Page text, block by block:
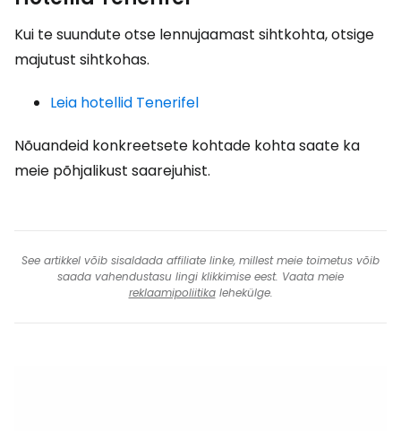
Kui te suundute otse lennujaamast sihtkohta, otsige
majutust sihtkohas.
Leia hotellid Tenerifel
Nõuandeid konkreetsete kohtade kohta saate ka
meie põhjalikust saarejuhist.
See artikkel võib sisaldada affiliate linke, millest meie toimetus võib
saada vahendustasu lingi klikkimise eest. Vaata meie
reklaamipoliitikalehekülge.